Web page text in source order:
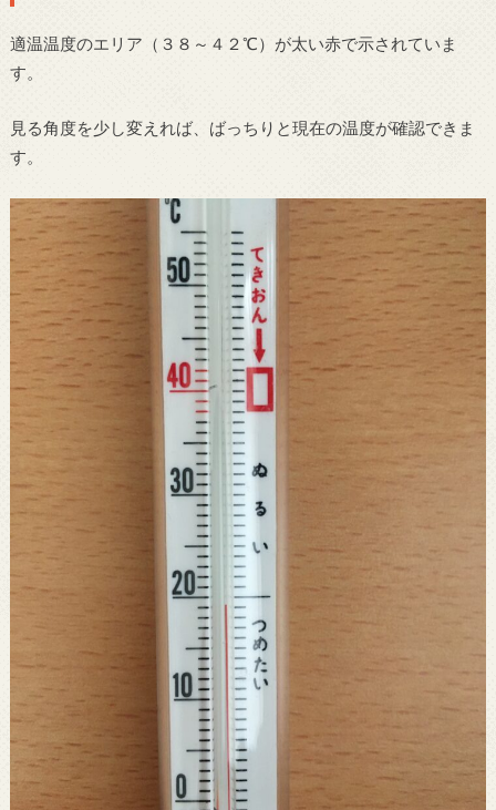
適温温度のエリア（３８～４２℃）が太い赤で示されていま
す。
見る角度を少し変えれば、ばっちりと現在の温度が確認できま
す。